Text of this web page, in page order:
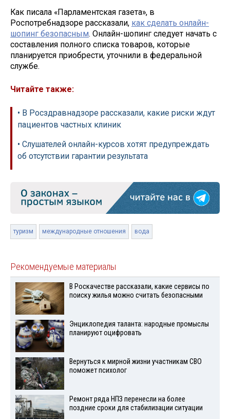
Как писала «Парламентская газета», в
Роспотребнадзоре рассказали, как сделать онлайн-
шопинг безопасным. Онлайн-шопинг следует начать с
составления полного списка товаров, которые
планируется приобрести, уточнили в федеральной
службе.
Читайте также:
• В Росздравнадзоре рассказали, какие риски ждут
пациентов частных клиник
• Слушателей онлайн-курсов хотят предупреждать
об отсутствии гарантии результата
туризм международные отношения вода
Рекомендуемые материалы
В Роскачестве рассказали, какие сервисы по
поиску жилья можно считать безопасными
Энциклопедия таланта: народные промыслы
планируют оцифровать
Вернуться к мирной жизни участникам СВО
поможет психолог
Ремонт ряда НПЗ перенесли на более
поздние сроки для стабилизации ситуации